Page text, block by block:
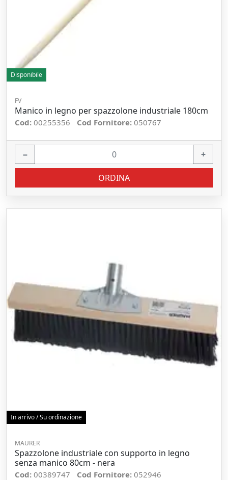
Disponibile
FV
Manico in legno per spazzolone industriale 180cm
Cod: 00255356 Cod Fornitore: 050767
− +
ORDINA
In arrivo / Su ordinazione
MAURER
Spazzolone industriale con supporto in legno
senza manico 80cm - nera
Cod: 00389747 Cod Fornitore: 052946